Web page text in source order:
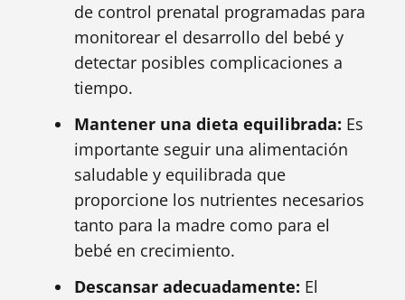
de control prenatal programadas para
monitorear el desarrollo del bebé y
detectar posibles complicaciones a
tiempo.
Mantener una dieta equilibrada: Es
importante seguir una alimentación
saludable y equilibrada que
proporcione los nutrientes necesarios
tanto para la madre como para el
bebé en crecimiento.
Descansar adecuadamente: El